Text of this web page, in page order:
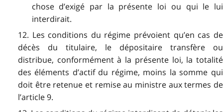
chose d’exigé par la présente loi ou qui le lui
interdirait.
12. Les conditions du régime prévoient qu’en cas de
décès du titulaire, le dépositaire transfère ou
distribue, conformément à la présente loi, la totalité
des éléments d’actif du régime, moins la somme qui
doit être retenue et remise au ministre aux termes de
l’article 9.